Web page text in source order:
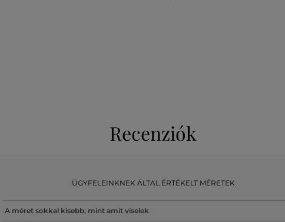
Recenziók
ÜGYFELEINKNEK ÁLTAL ÉRTÉKELT MÉRETEK
A méret sokkal kisebb, mint amit viselek